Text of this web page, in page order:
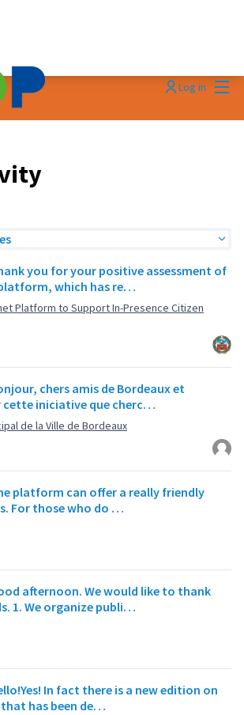
Log in
you for your positive assessment of
which has re…
Platform to Support In-Presence Citizen
chers amis de Bordeaux et
iniciative que cherc…
de la Ville de Bordeaux
platform can offer a really friendly
For those who do …
afternoon. We would like to thank
1. We organize publi…
In fact there is a new edition on
has been de…